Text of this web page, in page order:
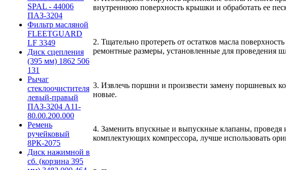
SPAL - 44006
ПАЗ-3204
Фильтр масляной
FLEETGUARD
LF 3349
Диск сцепления
(395 мм) 1862 506
131
Рычаг
стеклоочистителя
левый-правый
ПАЗ-3204 А11-
80.00.200.000
Ремень
ручейковый
8РК-2075
Диск нажимной в
сб. (корзина 395
внутреннюю поверхность крышки и обработать ее
2. Тщательно протереть от остатков масла
ремонтные размеры, установленные для проведения
3. Извлечь поршни и произвести замену поршневых
новые.
4. Заменить впускные и выпускные клапаны,
комплектующих компрессора, лучше использовать